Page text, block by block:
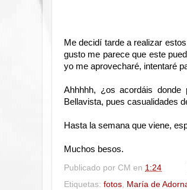
Me decidí tarde a realizar
gusto me parece que este
yo me aprovecharé, intentaré
Ahhhhh, ¿os acordáis
Bellavista, pues casualidades
Hasta la semana que viene,
Muchos besos.
Publicado por CM en 1:24
Etiquetas: fotos, María de